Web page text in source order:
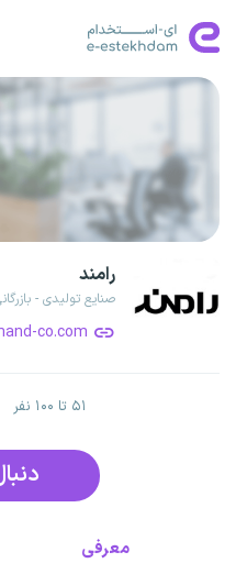
رامند
صنایع تولیدی -
co.com
۵۱ تا ۱۰۰ نفر
معرفی